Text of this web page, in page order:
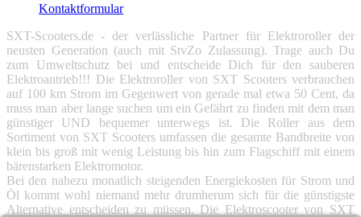
Kontaktformular
SXT-Scooters.de - der verlässliche Partner für Elektroroller der
neusten Generation (auch mit StvZo Zulassung). Trage auch Du
zum Umweltschutz bei und entscheide Dich für den sauberen
Elektroantrieb!!! Die Elektroroller von SXT Scooters verbrauchen
auf 100 km Strom im Gegenwert von gerade mal etwa 50 Cent, da
muss man aber lange suchen um ein Gefährt zu finden mit dem man
günstiger UND bequemer unterwegs ist. Die Roller aus dem
Sortiment von SXT Scooters umfassen die gesamte Bandbreite von
klein bis groß mit wenig Leistung bis hin zum Flagschiff mit einem
bärenstarken Elektromotor.
Bei den nahezu monatlich steigenden Energiekosten für Strom und
Öl kommt wohl niemand mehr drumherum sich für die günstigste
Alternative entscheiden zu müssen. Die Elektroscooter von SXT